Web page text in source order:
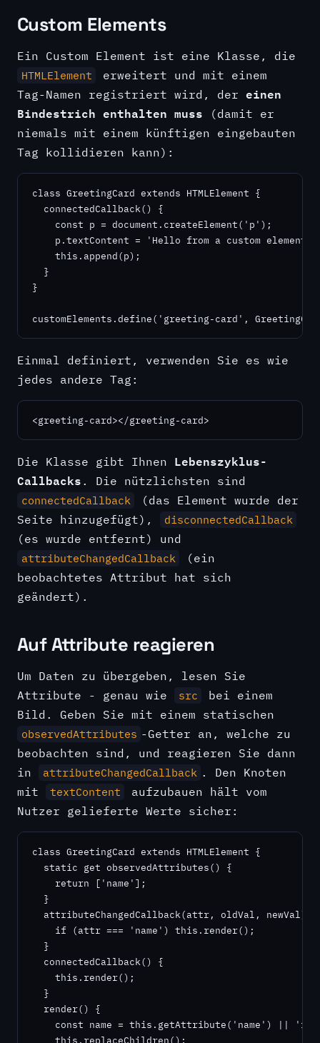
Custom Elements
Ein Custom Element ist eine Klasse, die
HTMLElement
erweitert und mit einem
Tag-Namen registriert wird, der einen
Bindestrich enthalten muss (damit er
niemals mit einem künftigen eingebauten
Tag kollidieren kann):
class GreetingCard extends HTMLElement {
  connectedCallback() {
    const p = document.createElement('p');
p.textContent = 'Hello from a custom
    this.append(p);
  }
}
customElements.define('greeting-card',
Einmal definiert, verwenden Sie es wie
jedes andere Tag:
<greeting-card></greeting-card>
Die Klasse gibt Ihnen Lebenszyklus-
Callbacks. Die nützlichsten sind
connectedCallback
(das Element wurde der
Seite hinzugefügt),
disconnectedCallback
(es wurde entfernt) und
attributeChangedCallback
(ein
beobachtetes Attribut hat sich
geändert).
Auf Attribute reagieren
Um Daten zu übergeben, lesen Sie
Attribute - genau wie
src
bei einem
Bild. Geben Sie mit einem statischen
observedAttributes -Getter an, welche zu
beobachten sind, und reagieren Sie dann
in
attributeChangedCallback . Den Knoten
mit
textContent
aufzubauen hält vom
Nutzer gelieferte Werte sicher:
class GreetingCard extends HTMLElement {
  static get observedAttributes() {
    return ['name'];
  }
  attributeChangedCallback(attr, oldVal, newVal) {
    if (attr === 'name') this.render();
  }
  connectedCallback() {
    this.render();
  }
  render() {
const name = this.getAttribute('name') ||
    this.replaceChildren();